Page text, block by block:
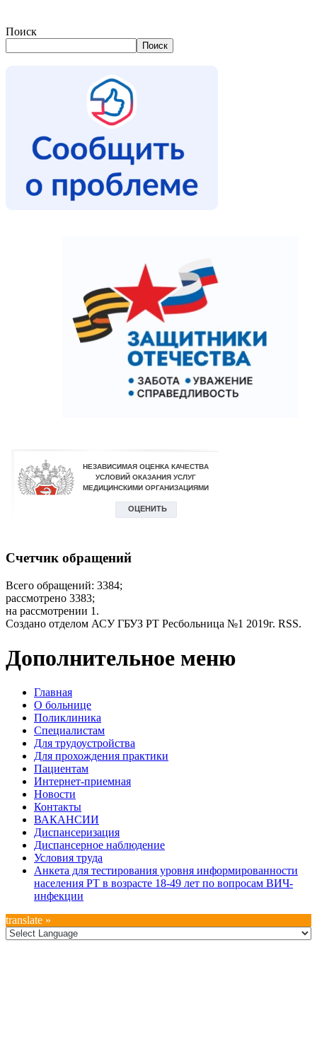
Поиск
Поиск
Счетчик обращений
Всего обращений: 3384;
рассмотрено 3383;
на рассмотрении 1.
Создано отделом АСУ ГБУЗ РТ Ресбольница №1 2019г. RSS.
Дополнительное меню
Главная
О больнице
Поликлиника
Специалистам
Для трудоустройства
Для прохождения практики
Пациентам
Интернет-приемная
Новости
Контакты
ВАКАНСИИ
Диспансеризация
Диспансерное наблюдение
Условия труда
Анкета для тестирования уровня информированности
населения РТ в возрасте 18-49 лет по вопросам ВИЧ-
инфекции
translate »